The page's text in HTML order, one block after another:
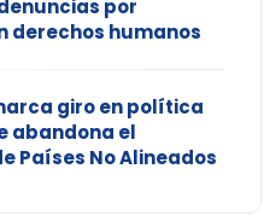
por
derechos humanos
giro en política
abandona el
Países No Alineados